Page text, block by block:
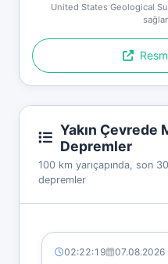
United States Geological
Yakın Çevrede
Depremler
100 km yarıçapında, son
depremler
02:22:19 07.08.2026